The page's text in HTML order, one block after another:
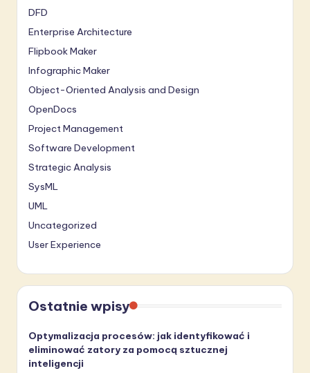
DFD
Enterprise Architecture
Flipbook Maker
Infographic Maker
Object-Oriented Analysis and Design
OpenDocs
Project Management
Software Development
Strategic Analysis
SysML
UML
Uncategorized
User Experience
Ostatnie wpisy
Optymalizacja procesów: jak identyfikować i
eliminować zatory za pomocą sztucznej
inteligencji